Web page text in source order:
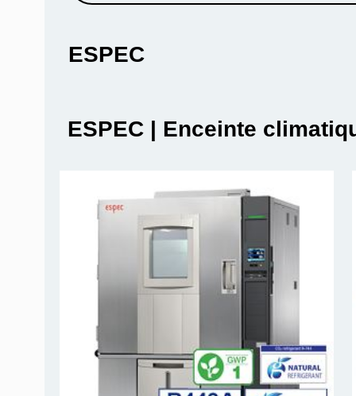
ESPEC
ESPEC | Enceinte